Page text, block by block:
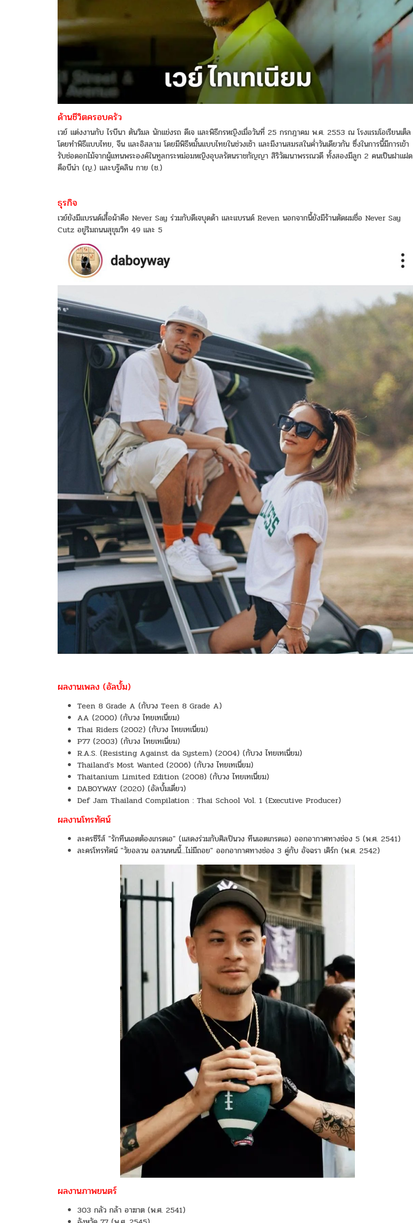
ด้านชีวิตครอบครัว
เวย์ แต่งงานกับ ไรบีนา ตันวิมล นักแข่งรถ ดีเจ และพิธีกรหญิงเมื่อวันที่ 25 กรกฎาคม พ.ศ. 2553 ณ โรงแรมโอเรียนเต็ล
โดยทำพิธีแบบไทย, จีน และอิสลาม โดยมีพิธีหมั้นแบบไทยในช่วงเช้า และมีงานสมรสในค่ำวันเดียวกัน ซึ่งในการนี้มีการเข้า
รับช่อดอกไม้จากผู้แทนพระองค์ในทูลกระหม่อมหญิงอุบลรัตนราชกัญญา สิริวัฒนาพรรณวดี ทั้งสองมีลูก 2 คนเป็นฝาแฝด
คือบีน่า (ญ.) และบรู๊คลิน กาย (ช.)
ธุรกิจ
เวย์ยังมีแบรนด์เสื้อผ้าคือ Never Say ร่วมกับดีเจบุดด้า และแบรนด์ Reven นอกจากนี้ยังมีร้านตัดผมชื่อ Never Say
Cutz อยู่ริมถนนสุขุมวิท 49 และ 5
ผลงานเพลง (อัลบั้ม)
Teen 8 Grade A (กับวง Teen 8 Grade A)
AA (2000) (กับวง ไทยเทเนี่ยม)
Thai Riders (2002) (กับวง ไทยเทเนี่ยม)
P77 (2003) (กับวง ไทยเทเนี่ยม)
R.A.S. (Resisting Against da System) (2004) (กับวง ไทยเทเนี่ยม)
Thailand's Most Wanted (2006) (กับวง ไทยเทเนี่ยม)
Thaitanium Limited Edition (2008) (กับวง ไทยเทเนี่ยม)
DABOYWAY (2020) (อัลบั้มเดี่ยว)
Def Jam Thailand Compilation : Thai School Vol. 1 (Executive Producer)
ผลงานโทรทัศน์
ละครซีรีส์ "รักทีนเอตต้องเกรดเอ" (แสดงร่วมกับศิลปินวง ทีนเอตเกรดเอ) ออกอากาศทางช่อง 5 (พ.ศ. 2541)
ละครโทรทัศน์ "วัยอลวน อลวนหนนี้...ไม่มีถอย" ออกอากาศทางช่อง 3 คู่กับ อัจฉรา เคิร์ก (พ.ศ. 2542)
ผลงานภาพยนตร์
303 กลัว กล้า อาฆาต (พ.ศ. 2541)